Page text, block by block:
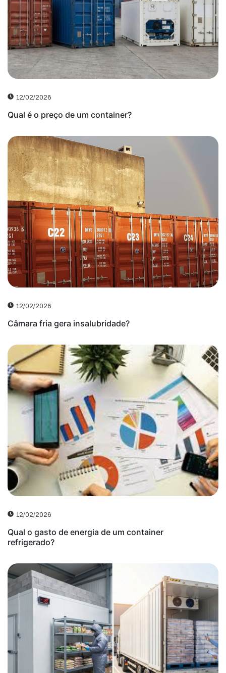
12/02/2026
Qual é o preço de um container?
12/02/2026
Câmara fria gera insalubridade?
12/02/2026
Qual o gasto de energia de um container
refrigerado?